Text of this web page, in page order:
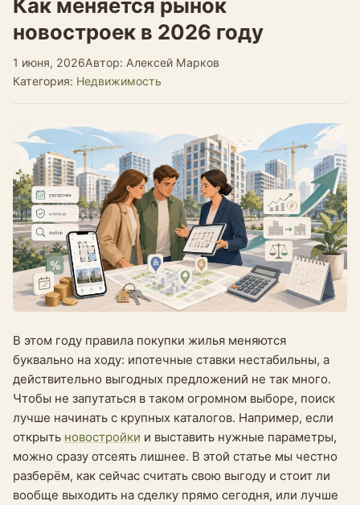
Как меняется рынок
новостроек в 2026 году
1 июня, 2026Автор: Алексей Марков
Категория: Недвижимость
В этом году правила покупки жилья меняются
буквально на ходу: ипотечные ставки нестабильны, а
действительно выгодных предложений не так много.
Чтобы не запутаться в таком огромном выборе, поиск
лучше начинать с крупных каталогов. Например, если
открыть новостройки и выставить нужные параметры,
можно сразу отсеять лишнее. В этой статье мы честно
разберём, как сейчас считать свою выгоду и стоит ли
вообще выходить на сделку прямо сегодня, или лучше